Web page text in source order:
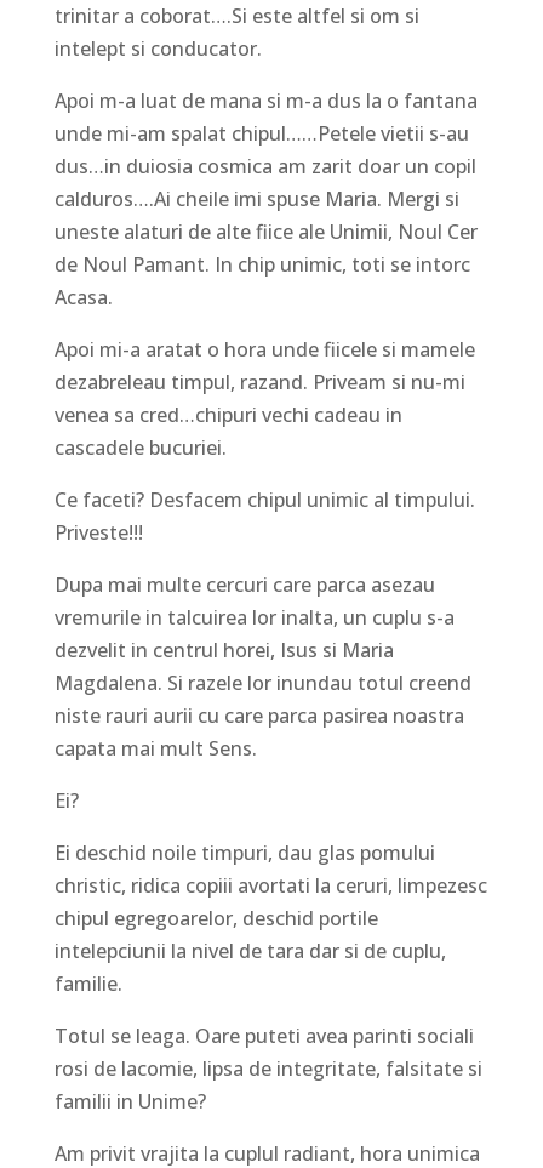
trinitar a coborat….Si este altfel si om si
intelept si conducator.
Apoi m-a luat de mana si m-a dus la o fantana
unde mi-am spalat chipul……Petele vietii s-au
dus…in duiosia cosmica am zarit doar un copil
calduros….Ai cheile imi spuse Maria. Mergi si
uneste alaturi de alte fiice ale Unimii, Noul Cer
de Noul Pamant. In chip unimic, toti se intorc
Acasa.
Apoi mi-a aratat o hora unde fiicele si mamele
dezabreleau timpul, razand. Priveam si nu-mi
venea sa cred…chipuri vechi cadeau in
cascadele bucuriei.
Ce faceti? Desfacem chipul unimic al timpului.
Priveste!!!
Dupa mai multe cercuri care parca asezau
vremurile in talcuirea lor inalta, un cuplu s-a
dezvelit in centrul horei, Isus si Maria
Magdalena. Si razele lor inundau totul creend
niste rauri aurii cu care parca pasirea noastra
capata mai mult Sens.
Ei?
Ei deschid noile timpuri, dau glas pomului
christic, ridica copiii avortati la ceruri, limpezesc
chipul egregoarelor, deschid portile
intelepciunii la nivel de tara dar si de cuplu,
familie.
Totul se leaga. Oare puteti avea parinti sociali
rosi de lacomie, lipsa de integritate, falsitate si
familii in Unime?
Am privit vrajita la cuplul radiant, hora unimica